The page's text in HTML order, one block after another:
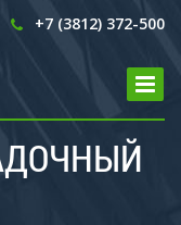
+7 (3812) 372-500